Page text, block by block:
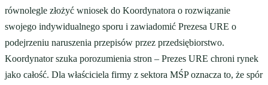
równolegle złożyć wniosek do Koordynatora o rozwiązanie
swojego indywidualnego sporu i zawiadomić Prezesa URE o
podejrzeniu naruszenia przepisów przez przedsiębiorstwo.
Koordynator szuka porozumienia stron – Prezes URE chroni rynek
jako całość. Dla właściciela firmy z sektora MŚP oznacza to, że spór